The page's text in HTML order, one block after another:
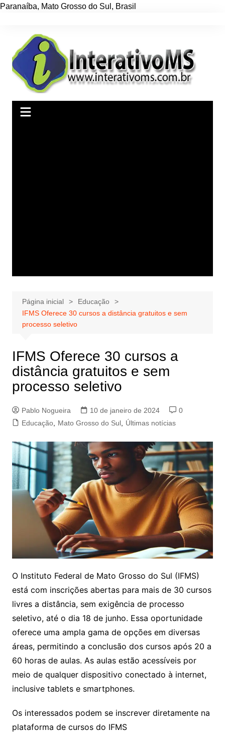
Paranaíba, Mato Grosso do Sul , Brasil
conteúdo
Página inicial
Educação
IFMS Oferece 30 cursos a distância gratuitos e sem
processo seletivo
IFMS Oferece 30 cursos a
distância gratuitos e sem
processo seletivo
Pablo Nogueira 10 de janeiro de 2024
0
Educação, Mato Grosso do Sul, Últimas notícias
O Instituto Federal de Mato Grosso do Sul (IFMS)
está com inscrições abertas para mais de 30 cursos
livres a distância, sem exigência de processo
seletivo, até o dia 18 de junho. Essa oportunidade
oferece uma ampla gama de opções em diversas
áreas, permitindo a conclusão dos cursos após 20 a
60 horas de aulas. As aulas estão acessíveis por
meio de qualquer dispositivo conectado à internet,
inclusive tablets e smartphones.
Os interessados podem se inscrever diretamente na
plataforma de cursos do IFMS